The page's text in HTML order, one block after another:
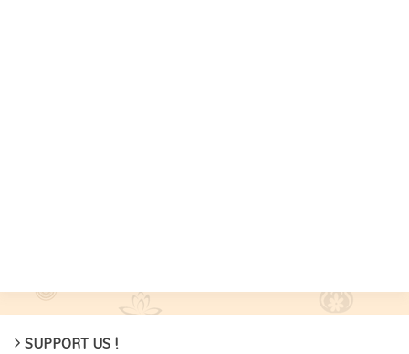
SUPPORT US !